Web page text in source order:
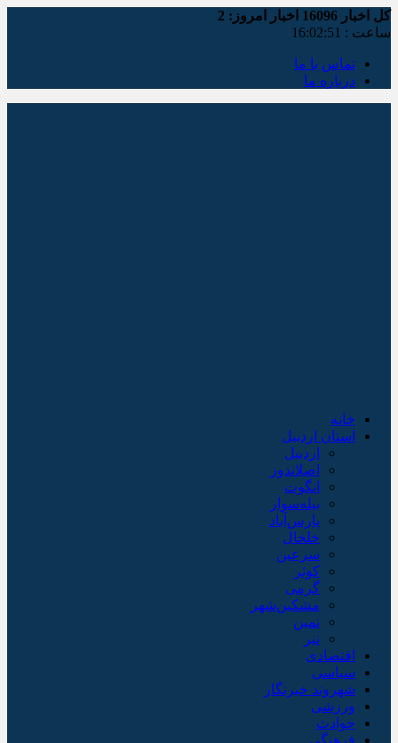
کل اخبار اخبار امروز: 2
ساعت : 16:02:52
تماس با ما
درباره ما
خانه
استان اردبیل
اردبیل
اصلاندوز
انگوت
بیله‌سوار
پارس‌آباد
خلخال
سرعین
کوثر
گرمی
مشکین‌شهر
نمین
نیر
اقتصادی
سیاسی
شهروند خبرنگار
ورزشی
حوادث
فرهنگی